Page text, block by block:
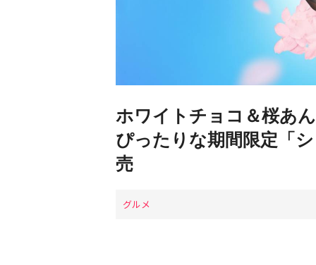
ホワイトチョコ＆桜あ
ぴったりな期間限定「
売
グルメ